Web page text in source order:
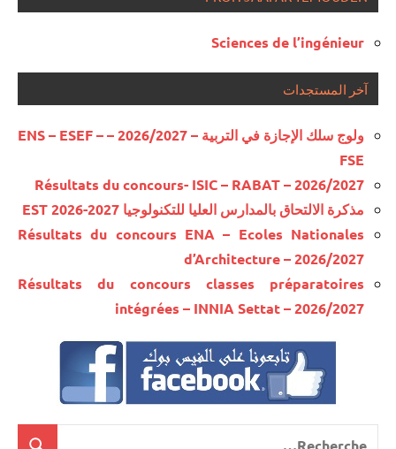
Sciences de l’ingénieur
آخر المستجدات
ولوج سلك الإجازة في التربية – 2026/2027 – ENS – ESEF –
FSE
Résultats du concours- ISIC – RABAT – 2026/2027
مذكرة الالتحاق بالمدارس العليا للتكنولوجيا EST 2026-2027
Résultats du concours ENA – Ecoles Nationales
d’Architecture – 2026/2027
Résultats du concours classes préparatoires
intégrées – INNIA Settat – 2026/2027